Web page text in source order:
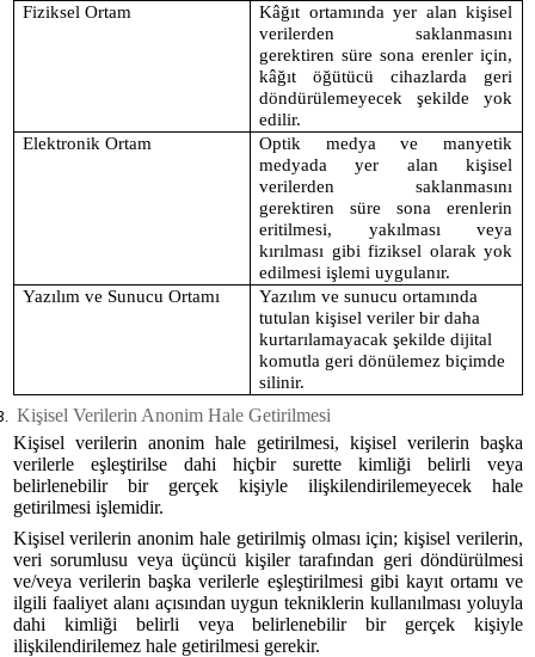
Fiziksel Ortam
Kâğıt ortamında yer alan kişisel
verilerden saklanmasını
gerektiren süre sona erenler için,
kâğıt öğütücü cihazlarda geri
döndürülemeyecek şekilde yok
edilir.
Elektronik Ortam
Optik medya ve manyetik
medyada yer alan kişisel
verilerden saklanmasını
gerektiren süre sona erenlerin
eritilmesi, yakılması veya
kırılması gibi fiziksel olarak yok
edilmesi işlemi uygulanır.
Yazılım ve Sunucu Ortamı
Yazılım ve sunucu ortamında
tutulan kişisel veriler bir daha
kurtarılamayacak şekilde dijital
komutla geri dönülemez biçimde
silinir.
Kişisel Verilerin Anonim Hale Getirilmesi
Kişisel verilerin anonim hale getirilmesi, kişisel verilerin başka
verilerle eşleştirilse dahi hiçbir surette kimliği belirli veya
belirlenebilir bir gerçek kişiyle ilişkilendirilemeyecek hale
getirilmesi işlemidir.
Kişisel verilerin anonim hale getirilmiş olması için; kişisel verilerin,
veri sorumlusu veya üçüncü kişiler tarafından geri döndürülmesi
ve/veya verilerin başka verilerle eşleştirilmesi gibi kayıt ortamı ve
ilgili faaliyet alanı açısından uygun tekniklerin kullanılması yoluyla
dahi kimliği belirli veya belirlenebilir bir gerçek kişiyle
ilişkilendirilemez hale getirilmesi gerekir.